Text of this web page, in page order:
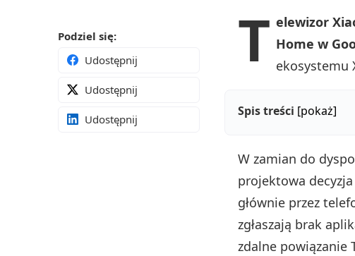
Podziel się:
Udostępnij
Udostępnij
Udostępnij
T elewizor
Home w
ekosystemu
Spis treści [pokaż]
W zamian do
projektowa
głównie przez
zgłaszają brak
zdalne powiązanie